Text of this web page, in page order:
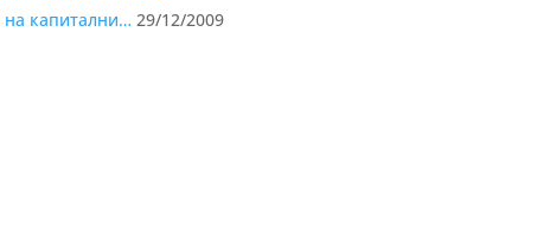
на капитални… 29/12/2009